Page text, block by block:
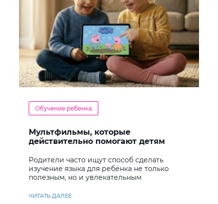
Обучение ребенка
Мультфильмы, которые
действительно помогают детям
Родители часто ищут способ сделать
изучение языка для ребёнка не только
полезным, но и увлекательным
ЧИТАТЬ ДАЛЕЕ